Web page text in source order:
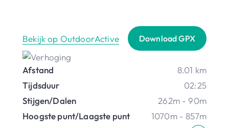
Bekijk op OutdoorActive Download GPX
Afstand
8.01 km
Tijdsduur
02:25
Stijgen/Dalen
262m - 90m
Hoogste punt/Laagste punt
1070m - 857m